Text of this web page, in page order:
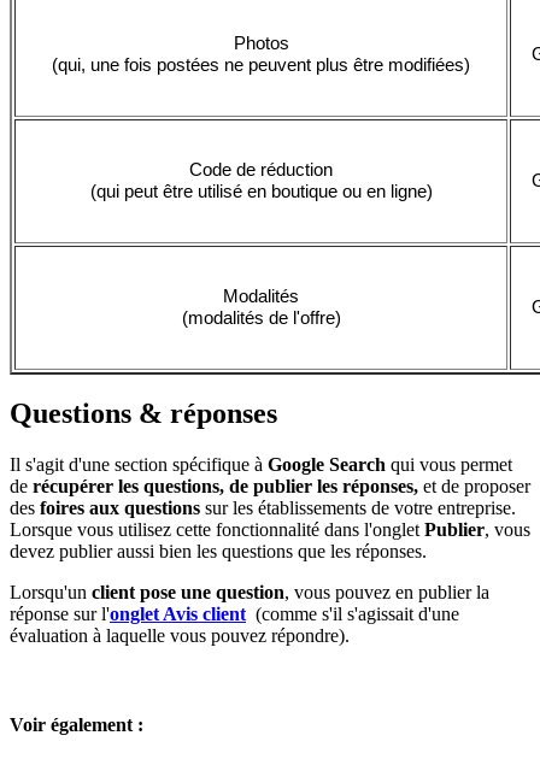
Photos
(qui, une fois postées ne peuvent plus être modifiées)
Code de réduction
(qui peut être utilisé en boutique ou en ligne)
Modalités
(modalités de l'offre)
Questions & réponses
Il s'agit d'une section spécifique à Google Search qui vous permet
de récupérer les questions, de publier les réponses, et de proposer
des foires aux questions sur les établissements de votre entreprise.
Lorsque vous utilisez cette fonctionnalité dans l'onglet Publier, vous
devez publier aussi bien les questions que les réponses.
Lorsqu'un client pose une question, vous pouvez en publier la
réponse sur l'onglet Avis client ‍ (comme s'il s'agissait d'une
évaluation à laquelle vous pouvez répondre).
Voir également :